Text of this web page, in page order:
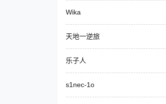
Wika
天地一逆旅
乐子人
s1nec-1o